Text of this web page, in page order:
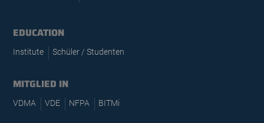
EDUCATION
Institute Schüler / Studenten
MITGLIED IN
VDMA VDE NFPA BITMi